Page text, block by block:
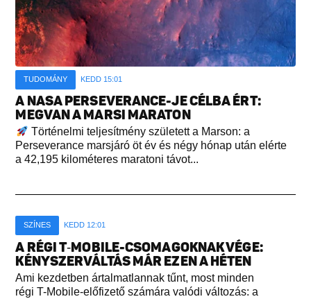
TUDOMÁNY KEDD 15:01
A NASA PERSEVERANCE-JE CÉLBA ÉRT:
MEGVAN A MARSI MARATON
Történelmi teljesítmény született a Marson: a
Perseverance marsjáró öt év és négy hónap után elérte
a 42,195 kilométeres maratoni távot...
SZÍNES KEDD 12:01
A RÉGI T‑MOBILE-CSOMAGOKNAK VÉGE:
KÉNYSZERVÁLTÁS MÁR EZEN A HÉTEN
Ami kezdetben ártalmatlannak tűnt, most minden
régi T-Mobile-előfizető számára valódi változás: a